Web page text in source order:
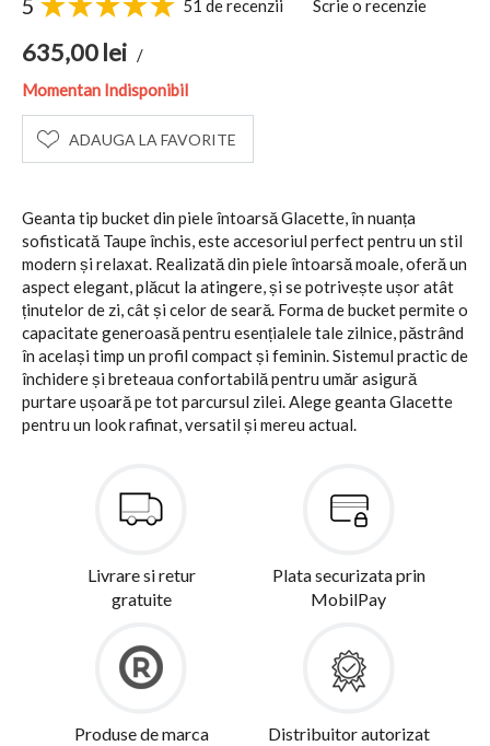
5 51 de recenzii Scrie o recenzie
635,00lei /
Momentan Indisponibil
ADAUGA LA FAVORITE
Geanta tip bucket din piele întoarsă Glacette, în nuanța
sofisticată Taupe închis, este accesoriul perfect pentru un stil
modern și relaxat. Realizată din piele întoarsă moale, oferă un
aspect elegant, plăcut la atingere, și se potrivește ușor atât
ținutelor de zi, cât și celor de seară. Forma de bucket permite o
capacitate generoasă pentru esențialele tale zilnice, păstrând
în același timp un profil compact și feminin. Sistemul practic de
închidere și breteaua confortabilă pentru umăr asigură
purtare ușoară pe tot parcursul zilei. Alege geanta Glacette
pentru un look rafinat, versatil și mereu actual.
Livrare si retur
gratuite
Plata securizata prin
MobilPay
Produse de marca
Distribuitor autorizat